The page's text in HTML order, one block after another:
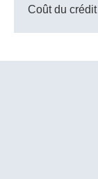
Coût du crédit